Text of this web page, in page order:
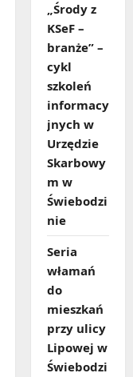
„Środy z
KSeF –
branże” –
cykl
szkoleń
informacy
jnych w
Urzędzie
Skarbowy
m w
Świebodzi
nie
Seria
włamań
do
mieszkań
przy ulicy
Lipowej w
Świebodzi